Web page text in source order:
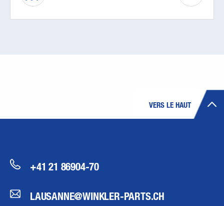
VERS LE HAUT
+41 21 86904-70
LAUSANNE@WINKLER-PARTS.CH